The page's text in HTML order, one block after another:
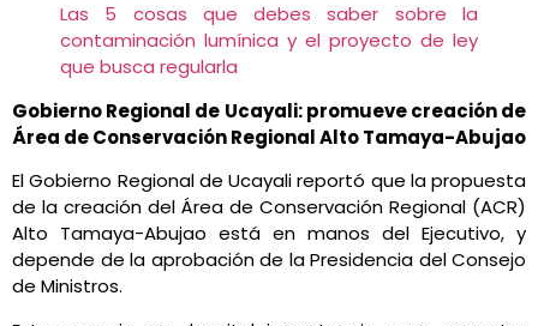
Las 5 cosas que debes saber sobre la
contaminación lumínica y el proyecto de ley
que busca regularla
Gobierno Regional de Ucayali: promueve creación de
Área de Conservación Regional Alto Tamaya-Abujao
El Gobierno Regional de Ucayali reportó que la propuesta
de la creación del Área de Conservación Regional (ACR)
Alto Tamaya-Abujao está en manos del Ejecutivo, y
depende de la aprobación de la Presidencia del Consejo
de Ministros.